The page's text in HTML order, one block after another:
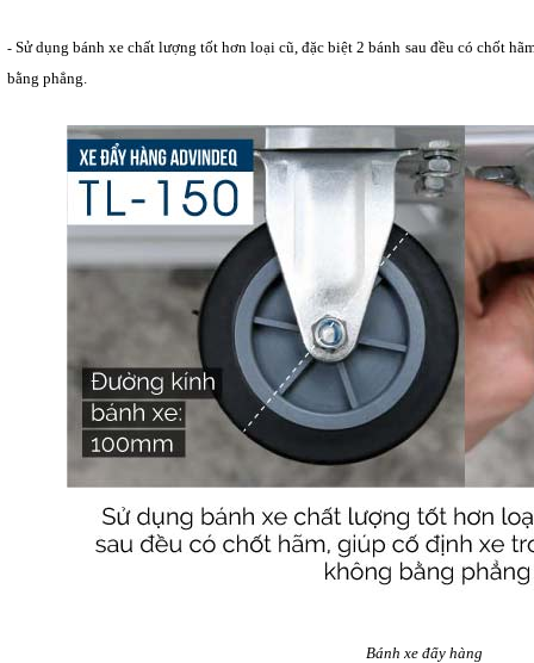
-Sử dụng bánh xe chất lượng tốt hơn loại cũ, đặc biệt 2 bánh sau đều có chốt
bằng phẳng.
Bánh xe đẩy hàng